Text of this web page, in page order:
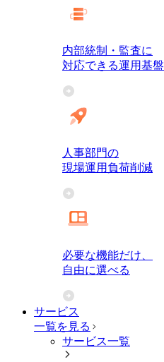
内部統制・監査に
対応できる運用基盤
人事部門の
現場運用負荷削減
必要な機能だけ、
自由に選べる
サービス
一覧を見る
サービス一覧